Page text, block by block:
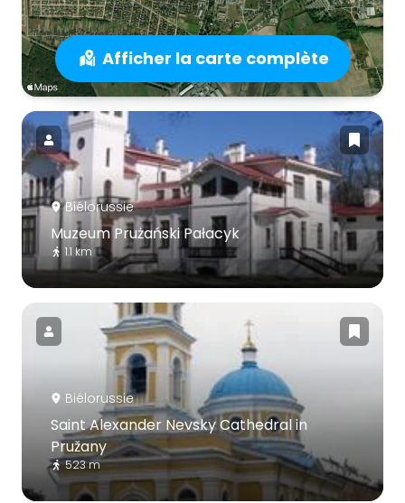
Afficher la carte complète
Biélorussie
Muzeum Prużański Pałacyk
1.1 km
Biélorussie
Saint Alexander Nevsky Cathedral in
Pružany
523 m